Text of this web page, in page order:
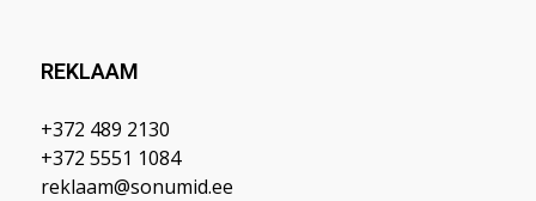
REKLAAM
+372 489 2130
+372 5551 1084
reklaam@sonumid.ee